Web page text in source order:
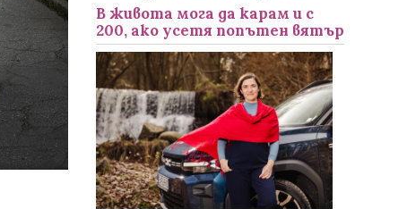
В живота мога да карам и с
200, ако усетя попътен вятър